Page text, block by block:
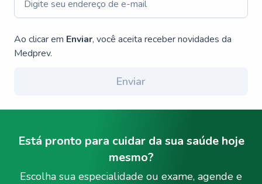
Ao clicar em Enviar, você aceita receber novidades da
Medprev.
Enviar
Está pronto para cuidar da sua saúde hoje
mesmo?
Escolha sua especialidade ou exame, agende e